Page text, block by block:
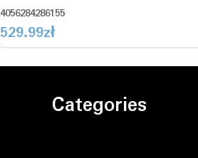
4056284286155
529.99zł
Categories